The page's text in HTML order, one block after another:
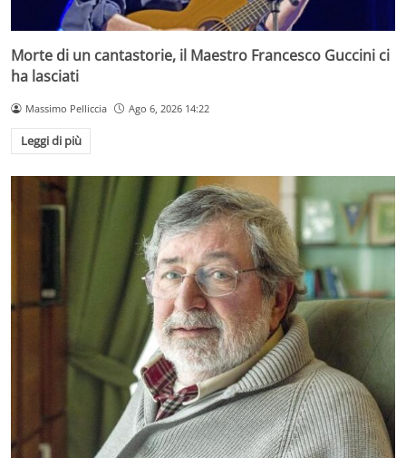
Morte di un cantastorie, il Maestro Francesco Guccini ci
ha lasciati
Massimo Pelliccia Ago 6, 2026 14:22
Leggi di più